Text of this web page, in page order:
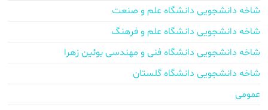
شاخه دانشجویی دانشگاه علم و صنعت
شاخه دانشجویی دانشگاه علم و فرهنگ
شاخه دانشجویی دانشگاه فنی و مهندسی بوئین زهرا
شاخه دانشجویی دانشگاه گلستان
عمومی